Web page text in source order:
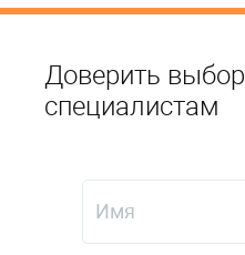
Доверить
специалистам